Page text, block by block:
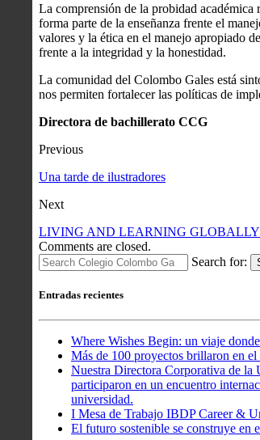
La comprensión de la probidad
forma parte de la enseñanza frente el
valores y la ética en el manejo apropiado
frente a la integridad y la honestidad.
La comunidad del Colombo Gales está
nos permiten fortalecer las políticas de
Directora de bachillerato CCG
Previous
Una tarde de ilustradores
Next
LIVING AND LEARNING GLOBALLY
Comments are closed.
Search for:
Entradas recientes
Where Wishes Begin: un viaje
Más de 100 proyectos brillaron en
Nuestra Directora Corporativa de la
participaron en un encuentro
universidad.
I Mesa de Trabajo IBDP Career &
El futuro sostenible se construye en